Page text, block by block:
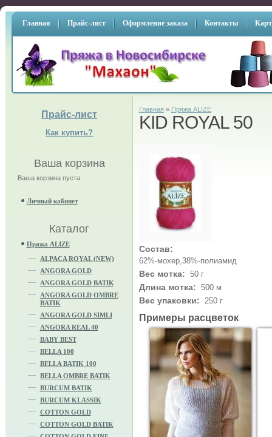
Главная Прайс-лист Оформление заказа Контакты
Прайс-лист
Как купить?
Ваша корзина
Ваша корзина пуста
Личный кабинет
Каталог
Пряжа ALIZE
ALPACA ROYAL (NEW)
ANGORA GOLD
ANGORA GOLD BATIK
ANGORA GOLD OMBRE
BATIK
ANGORA GOLD SIMLI
ANGORA REAL 40
BABY BEST
BELLA 100
BELLA BATIK 100
BELLA OMBRE BATIK
BURCUM BATIK
BURCUM KLASSIK
COTTON GOLD
COTTON GOLD BATIK
Главная » Пряжа ALIZE
KID ROYAL 50
Состав:
62%-мохер,38%-полиамид
Вес мотка: 50 г
Длина мотка: 500 м
Вес упаковки: 250 г
Примеры расцветок